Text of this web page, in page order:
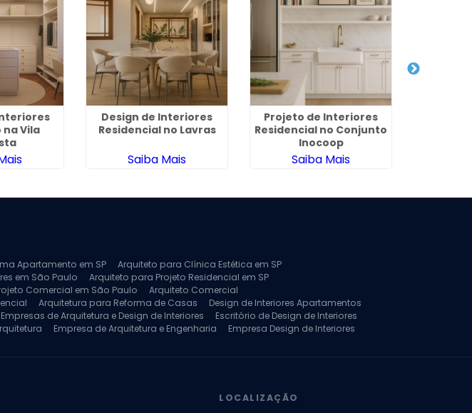
Vila
Design de Interiores
Residencial no Lavras
Saiba Mais
Projeto de Interiores
Residencial no Conjunto
Inocoop
Saiba Mais
Apartamento em SP
Arquiteto para Clínica Estética em SP
em São Paulo
Arquiteto para Projeto Residencial em SP
Comercial em São Paulo
Arquiteto Comercial
Arquitetura para Reforma de Casas
Design de Interiores Apartamentos
Empresas de Arquitetura e Design de Interiores
Escritório de Design de Interiores
Empresa de Arquitetura e Engenharia
Empresa Design de Interiores
LOCALIZAÇÃO